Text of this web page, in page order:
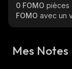
0 FOMO pièces
FOMO avec un
Mes Notes